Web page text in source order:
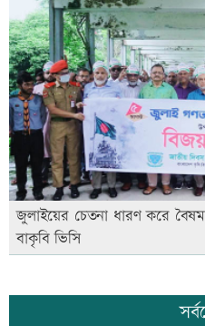
জুলাইয়ের চেতনা ধারণ করে
বাকৃবি ভিসি